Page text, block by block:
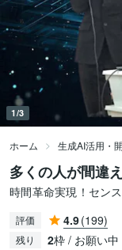
1/3
ホーム 生成AI活用・
多くの人が間違
時間革命実現！セン
評価 4.9(199)
残り 2枠 / お願い中